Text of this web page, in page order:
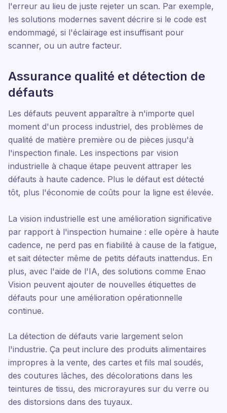
l'erreur au lieu de juste rejeter un scan. Par exemple,
les solutions modernes savent décrire si le code est
endommagé, si l'éclairage est insuffisant pour
scanner, ou un autre facteur.
Assurance qualité et détection de
défauts
Les défauts peuvent apparaître à n'importe quel
moment d'un process industriel, des problèmes de
qualité de matière première ou de pièces jusqu'à
l'inspection finale. Les inspections par vision
industrielle à chaque étape peuvent attraper les
défauts à haute cadence. Plus le défaut est détecté
tôt, plus l'économie de coûts pour la ligne est élevée.
La vision industrielle est une amélioration significative
par rapport à l'inspection humaine : elle opère à haute
cadence, ne perd pas en fiabilité à cause de la fatigue,
et sait détecter même de petits défauts inattendus. En
plus, avec l'aide de l'IA, des solutions comme Enao
Vision peuvent ajouter de nouvelles étiquettes de
défauts pour une amélioration opérationnelle
continue.
La détection de défauts varie largement selon
l'industrie. Ça peut inclure des produits alimentaires
impropres à la vente, des cartes et fils mal soudés,
des coutures lâches, des décolorations dans les
teintures de tissu, des microrayures sur du verre ou
des distorsions dans des tuyaux.